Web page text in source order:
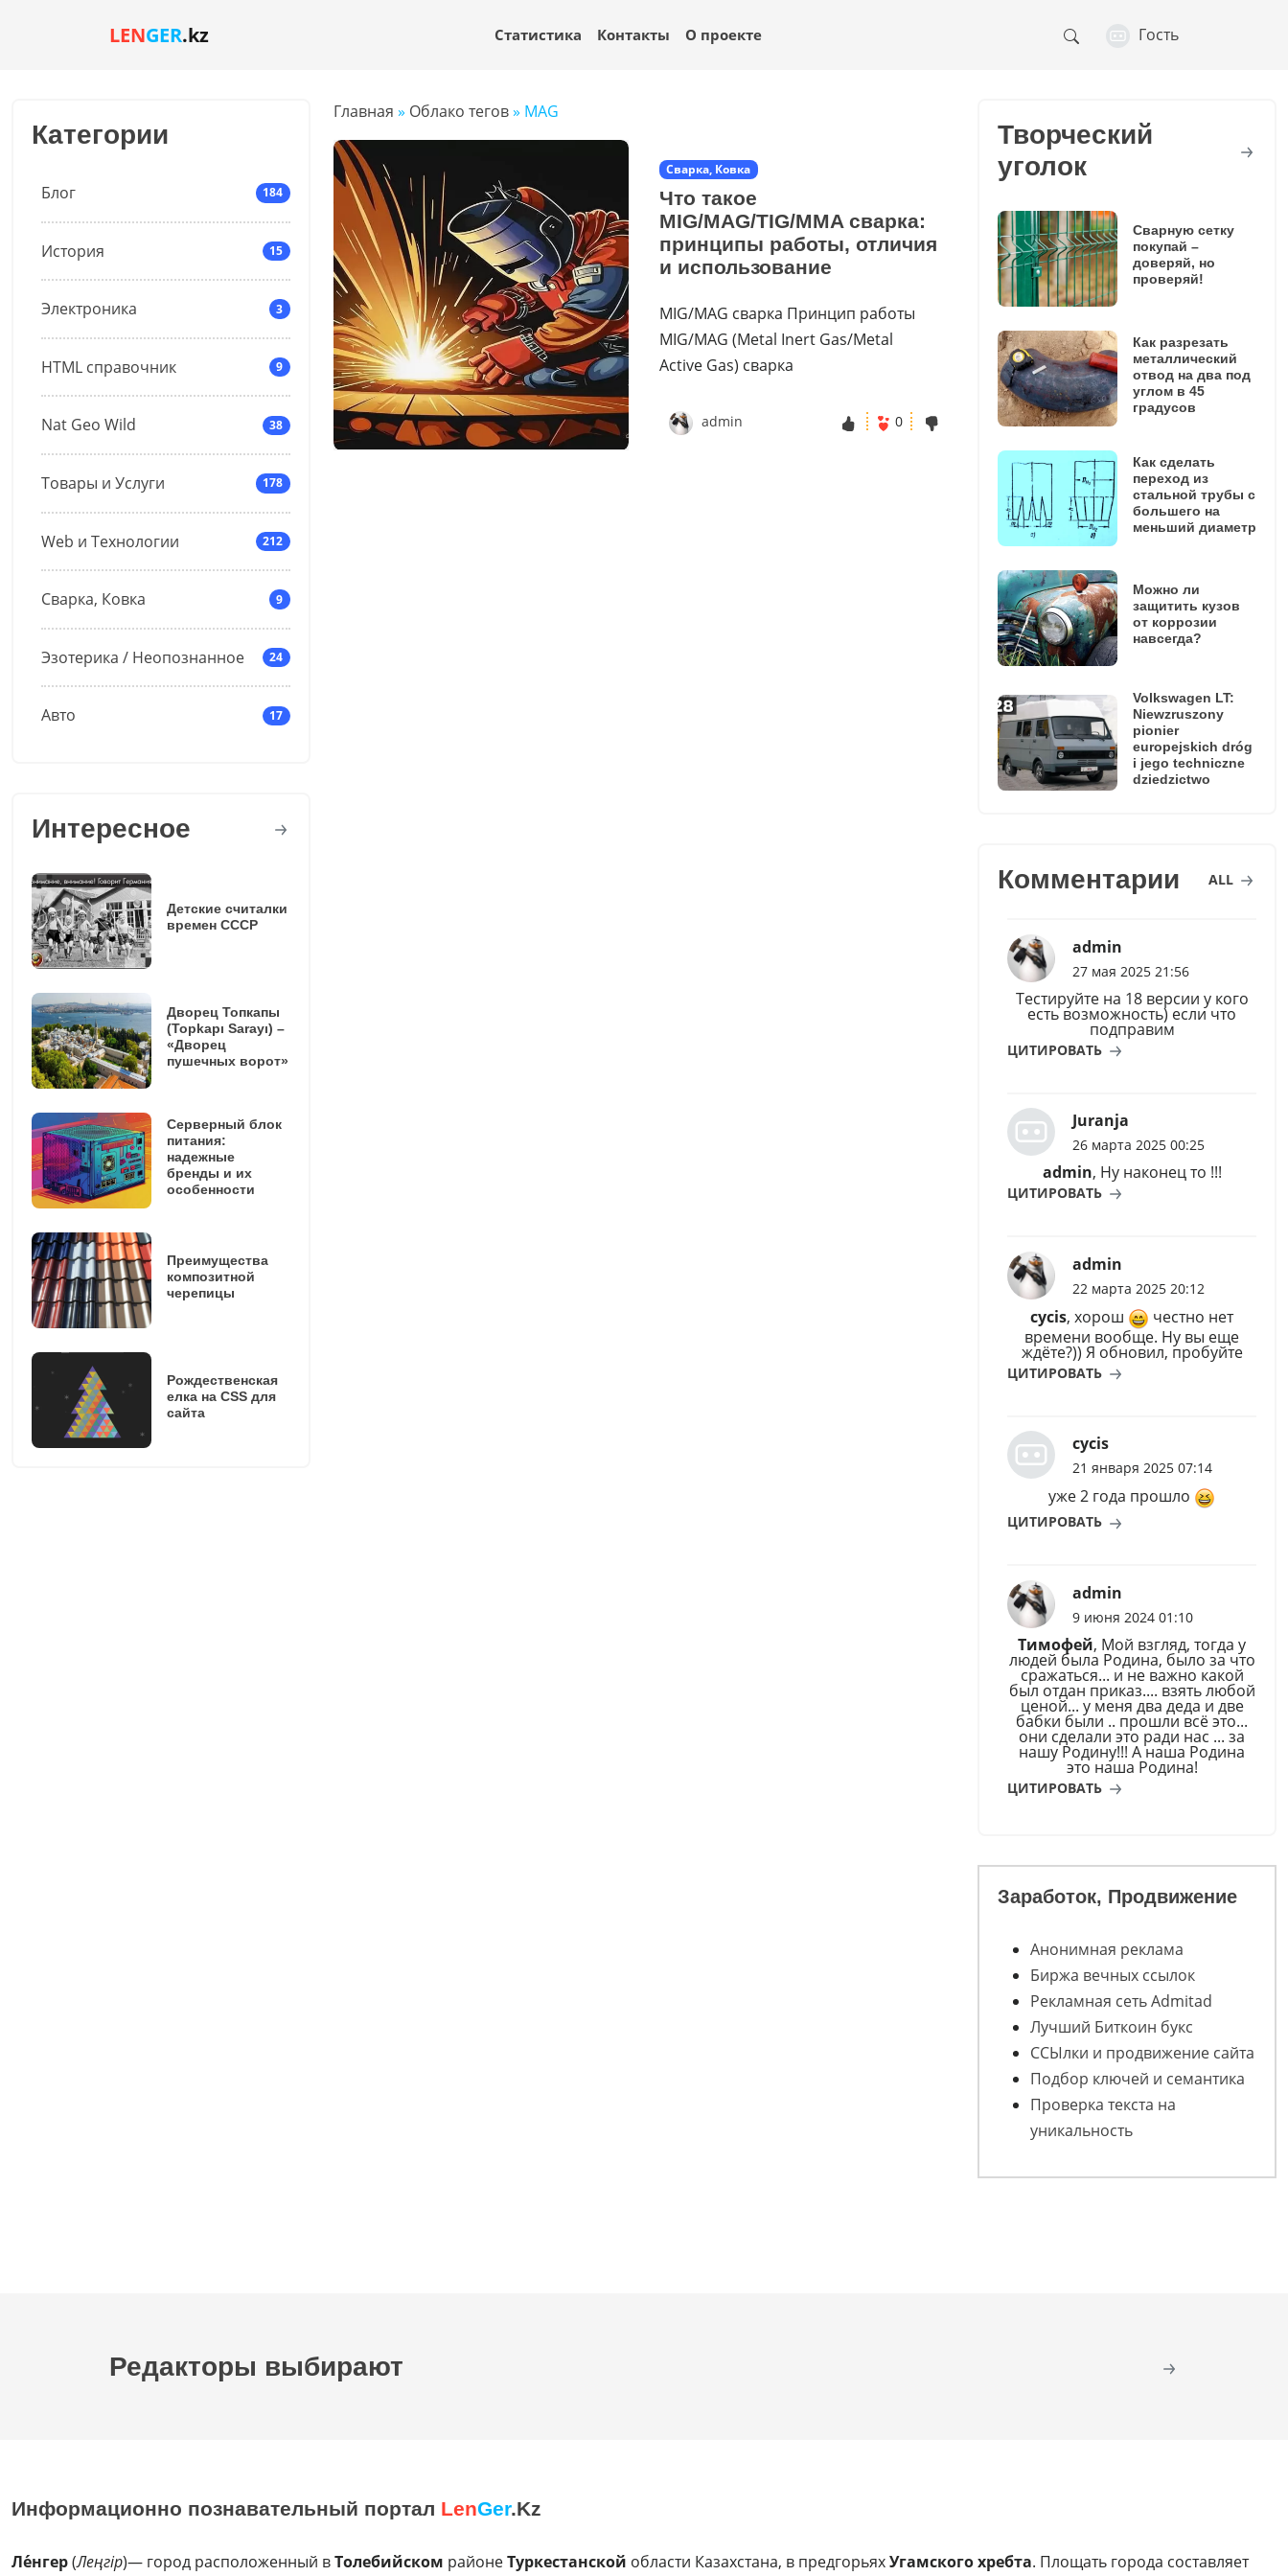
LENGER.kz Гость
Статистика Контакты О проекте
Категории
Блог 184
История 15
Электроника 3
HTML справочник 9
Nat Geo Wild 38
Товары и Услуги 178
Web и Технологии 212
Сварка, Ковка 9
Эзотерика / Неопознанное 24
Авто 17
Интересное
Детские считалки
времен СССР
Дворец Топкапы
(Topkapı Sarayı) –
«Дворец
пушечных ворот»
Серверный блок
питания:
надежные
бренды и их
особенности
Преимущества
композитной
черепицы
Рождественская
елка на CSS для
сайта
Главная » Облако тегов» MAG
Сварка, Ковка
Что такое
MIG/MAG/TIG/MMA сварка:
принципы работы, отличия
и использование
MIG/MAG сварка Принцип работы
MIG/MAG (Metal Inert Gas/Metal
Active Gas) сварка
admin 0
Творческий
уголок
Сварную сетку
покупай –
доверяй, но
проверяй!
Как разрезать
металлический
отвод на два под
углом в 45
градусов
Как сделать
переход из
стальной трубы с
большего на
меньший диаметр
Можно ли
защитить кузов
от коррозии
навсегда?
Volkswagen LT:
Niewzruszony
pionier
europejskich dróg
i jego techniczne
dziedzictwo
Комментарии ALL
admin
27 мая 2025 21:56
Тестируйте на 18 версии у кого
есть возможность) если что
подправим
ЦИТИРОВАТЬ
Juranja
26 марта 2025 00:25
admin, Ну наконец то !!!
ЦИТИРОВАТЬ
admin
22 марта 2025 20:12
cycis, хорош
честно нет
времени вообще. Ну вы еще
ждёте?)) Я обновил, пробуйте
ЦИТИРОВАТЬ
cycis
21 января 2025 07:14
уже 2 года прошло
ЦИТИРОВАТЬ
admin
9 июня 2024 01:10
Тимофей, Мой взгляд, тогда у
людей была Родина, было за что
сражаться... и не важно какой
был отдан приказ.... взять любой
ценой... у меня два деда и две
бабки были .. прошли всё это...
они сделали это ради нас ... за
нашу Родину!!! А наша Родина
это наша Родина!
ЦИТИРОВАТЬ
Заработок, Продвижение
Анонимная реклама
Биржа вечных ссылок
Рекламная сеть Admitad
Лучший Биткоин букс
ССЫлки и продвижение сайта
Подбор ключей и семантика
Проверка текста на
уникальность
Редакторы выбирают
Информационно познавательный портал LenGer.Kz
Ле́нгер(Леңгір)— город расположенный вТолебийском районеТуркестанской области Казахстана, в предгорьяхУгамского хребта. Площать города составляет